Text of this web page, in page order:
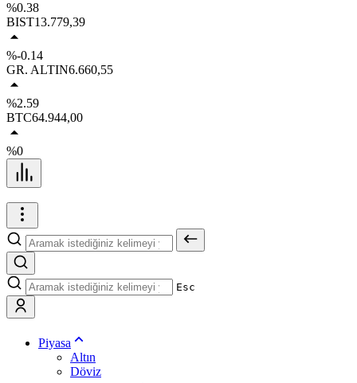
%0.38
BIST13.779,39
%-0.14
GR. ALTIN6.660,55
%2.59
BTC64.944,00
%0
Esc
Piyasa
Altın
Döviz